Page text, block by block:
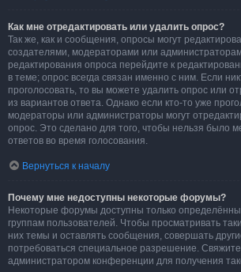
Как мне отредактировать или удалить опрос?
Так же, как и сообщения, опросы могут
создателями, модераторами или
редактирования опроса перейдите к
в теме; опрос всегда связан именно с ним. Если
проголосовать, то вы можете удалить опрос или
из вариантов ответа. Однако если кто-то уже
модераторы или администраторы могут
опрос. Это сделано для того, чтобы нельзя было
ответов во время голосования.
Вернуться к началу
Почему мне недоступны некоторые форумы?
Некоторые форумы доступны только
группам пользователей. Чтобы просматривать
них темы и оставлять сообщения, совершать
потребоваться специальное разрешение.
администратором конференции для получения